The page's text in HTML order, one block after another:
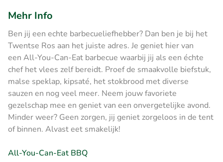
Mehr Info
Ben jij een echte barbecueliefhebber? Dan ben je bij het
Twentse Ros aan het juiste adres. Je geniet hier van
een All-You-Can-Eat barbecue waarbij jij als een échte
chef het vlees zelf bereidt. Proef de smaakvolle biefstuk,
malse speklap, kipsaté, het stokbrood met diverse
sauzen en nog veel meer. Neem jouw favoriete
gezelschap mee en geniet van een onvergetelijke avond.
Minder weer? Geen zorgen, jij geniet zorgeloos in de tent
of binnen. Alvast eet smakelijk!
All-You-Can-Eat BBQ